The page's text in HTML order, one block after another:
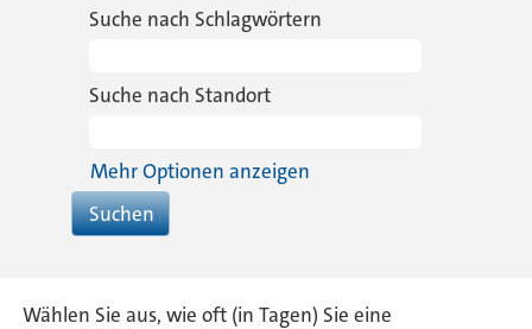
Suche nach Schlagwörtern
Suche nach Standort
Mehr Optionen anzeigen
Wählen Sie aus, wie oft (in Tagen) Sie eine